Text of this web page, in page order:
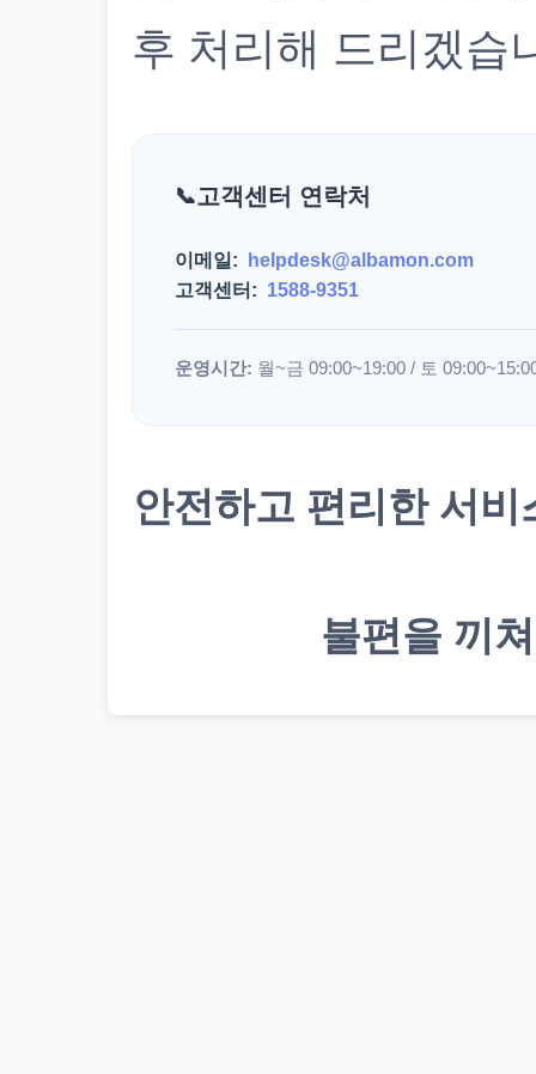
후 처리해 드리겠습
고객센터 연락처
이메일:
helpdesk@albamon.com
고객센터: 1588-9351
운영시간: 월~금 09:00~19:00 / 토
안전하고 편리한 서
불편을 끼